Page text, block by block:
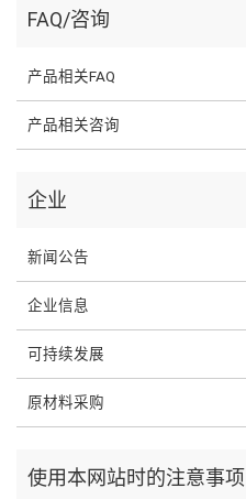
FAQ/咨询
产品相关FAQ
产品相关咨询
企业
新闻公告
企业信息
可持续发展
原材料采购
使用本网站时的注意事项